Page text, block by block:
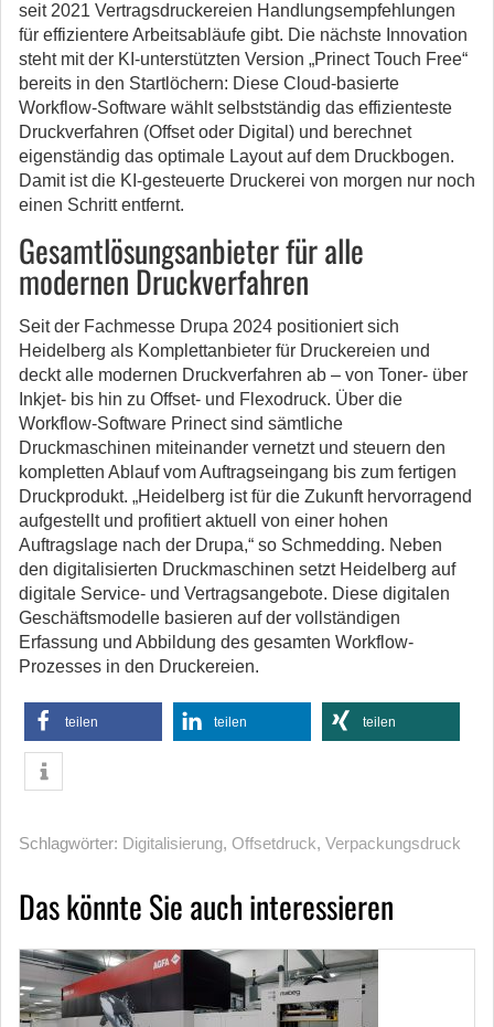
seit 2021 Vertragsdruckereien Handlungsempfehlungen
für effizientere Arbeitsabläufe gibt. Die nächste Innovation
steht mit der KI-unterstützten Version „Prinect Touch Free“
bereits in den Startlöchern: Diese Cloud-basierte
Workflow-Software wählt selbstständig das effizienteste
Druckverfahren (Offset oder Digital) und berechnet
eigenständig das optimale Layout auf dem Druckbogen.
Damit ist die KI-gesteuerte Druckerei von morgen nur noch
einen Schritt entfernt.
Gesamtlösungsanbieter für alle
modernen Druckverfahren
Seit der Fachmesse Drupa 2024 positioniert sich
Heidelberg als Komplettanbieter für Druckereien und
deckt alle modernen Druckverfahren ab – von Toner- über
Inkjet- bis hin zu Offset- und Flexodruck. Über die
Workflow-Software Prinect sind sämtliche
Druckmaschinen miteinander vernetzt und steuern den
kompletten Ablauf vom Auftragseingang bis zum fertigen
Druckprodukt. „Heidelberg ist für die Zukunft hervorragend
aufgestellt und profitiert aktuell von einer hohen
Auftragslage nach der Drupa,“ so Schmedding. Neben
den digitalisierten Druckmaschinen setzt Heidelberg auf
digitale Service- und Vertragsangebote. Diese digitalen
Geschäftsmodelle basieren auf der vollständigen
Erfassung und Abbildung des gesamten Workflow-
Prozesses in den Druckereien.
teilen teilen teilen
Schlagwörter: Digitalisierung, Offsetdruck, Verpackungsdruck
Das könnte Sie auch interessieren